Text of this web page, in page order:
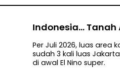
Indonesia... Tanah
Per Juli 2026, luas area
sudah 3 kali luas
di awal El Nino super.